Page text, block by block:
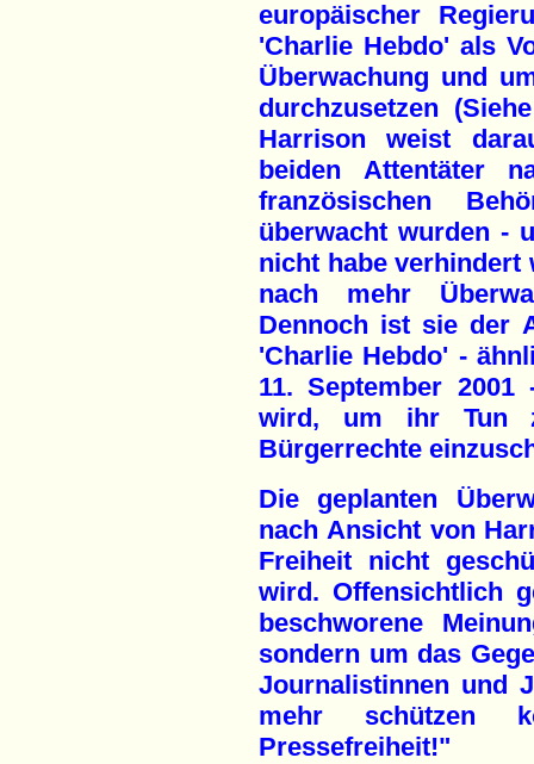
europäischer
'Charlie Hebdo' als
Überwachung und
durchzusetzen
Harrison weist
beiden Attentäter
französischen
überwacht wurden -
nicht habe verhindert
nach mehr
Dennoch ist sie der
'Charlie Hebdo' -
11. September 2001
wird, um ihr Tun
Bürgerrechte
Die geplanten
nach Ansicht von
Freiheit nicht
wird. Offensichtlich
beschworene
sondern um das
Journalistinnen und
mehr schützen
Pressefreiheit!"